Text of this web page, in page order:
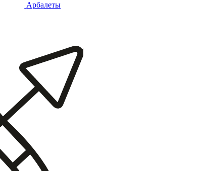
Арбалеты